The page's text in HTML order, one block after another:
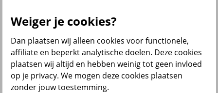
Menu
Producten
Situaties Klantenservice
Weiger je cookies?
Dan plaatsen wij alleen cookies voor functionele,
affiliate en beperkt analytische doelen. Deze cookies
plaatsen wij altijd en hebben weinig tot geen invloed
op je privacy. We mogen deze cookies plaatsen
zonder jouw toestemming.